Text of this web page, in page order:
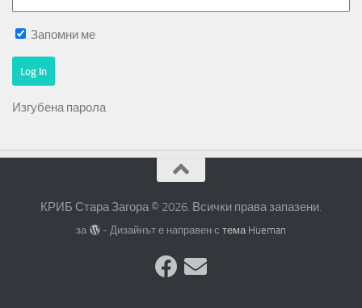
Запомни ме
Изгубена парола
КРИБ Стара Загора © 2026. Всички права запазени.
за - Дизайнът е направен с тема Hueman